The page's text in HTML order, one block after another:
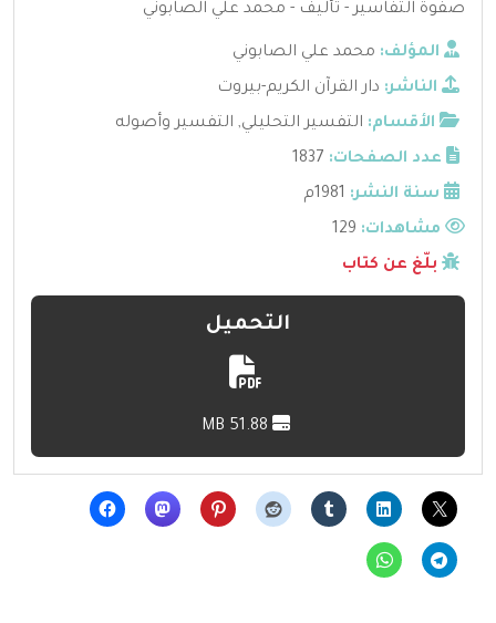
صفوة التفاسير - تأليف - محمد علي الصابوني
المؤلف: محمد علي الصابوني
الناشر: دار القرآن الكريم-بيروت
الأقسام: التفسير التحليلي, التفسير وأصوله
عدد الصفحات: 1837
سنة النشر: 1981م
مشاهدات:
بلّغ عن كتاب
التحميل